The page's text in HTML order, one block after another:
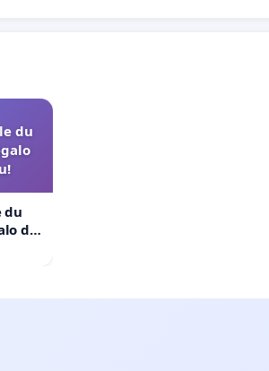
du
du
du